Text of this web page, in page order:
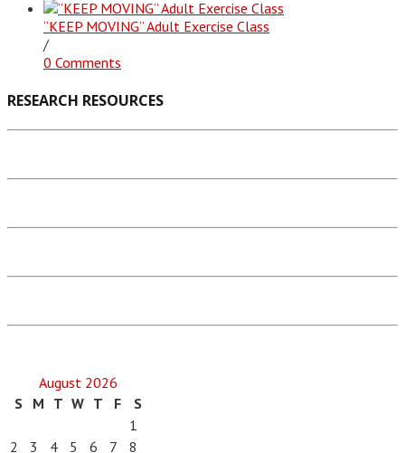
“KEEP MOVING” Adult Exercise Class
/
0 Comments
RESEARCH RESOURCES
August 2026
S
M T W T F
S
1
2
3 4 5 6 7 8